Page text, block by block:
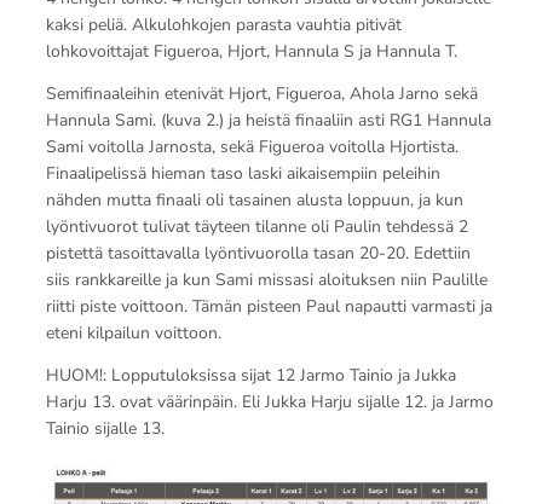
kaksi peliä. Alkulohkojen parasta vauhtia pitivät
lohkovoittajat Figueroa, Hjort, Hannula S ja Hannula T.
Semifinaaleihin etenivät Hjort, Figueroa, Ahola Jarno sekä
Hannula Sami. (kuva 2.) ja heistä finaaliin asti RG1 Hannula
Sami voitolla Jarnosta, sekä Figueroa voitolla Hjortista.
Finaalipelissä hieman taso laski aikaisempiin peleihin
nähden mutta finaali oli tasainen alusta loppuun, ja kun
lyöntivuorot tulivat täyteen tilanne oli Paulin tehdessä 2
pistettä tasoittavalla lyöntivuorolla tasan 20-20. Edettiin
siis rankkareille ja kun Sami missasi aloituksen niin Paulille
riitti piste voittoon. Tämän pisteen Paul napautti varmasti ja
eteni kilpailun voittoon.
HUOM!: Lopputuloksissa sijat 12 Jarmo Tainio ja Jukka
Harju 13. ovat väärinpäin. Eli Jukka Harju sijalle 12. ja Jarmo
Tainio sijalle 13.